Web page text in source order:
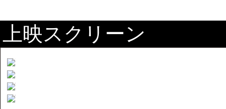
上映スクリーン